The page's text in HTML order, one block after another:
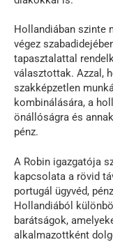
Hollandiában szinte
végez
tapasztalattal
választottak. Azzal,
szakképzetlen
kombinálására, a
önállóságra és
pénz.
A Robin igazgatója
kapcsolata a rövid
portugál ügyvéd,
Hollandiából
barátságok,
alkalmazottként